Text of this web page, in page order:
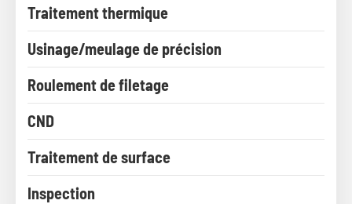
Traitement thermique
Usinage/meulage de précision
Roulement de filetage
CND
Traitement de surface
Inspection